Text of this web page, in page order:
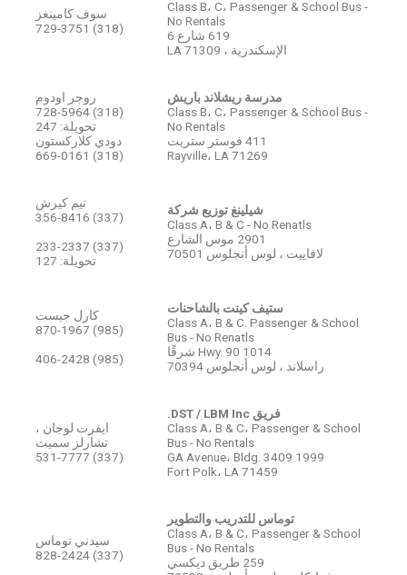
Class B، C، Passenger & School Bus -
No Rentals
619 شارع 6
الإسكندرية ، LA 71309
سوف كامينغز
(318) 729-3751
مدرسة ريشلاند باريش
Class B، C، Passenger & School Bus -
No Rentals
411 فوستر ستريت
Rayville، LA 71269
روجر اودوم
(318) 728-5964
تحويلة: 247
دودي كلاركستون
(318) 669-0161
شيلينغ توزيع شركة
Class A، B & C - No Renatls
2901 موس الشارع
لافاييت ، لوس أنجلوس 70501
تيم كيرش
(337) 356-8416
(337) 233-2337
تحويلة: 127
ستيف كينت بالشاحنات
Class A، B & C. Passenger & School
Bus - No Renatls
1014 Hwy. 90 شرقًا
راسلاند ، لوس أنجلوس 70394
كارل جيست
(985) 870-1967
(985) 406-2428
فريق DST / LBM Inc.
Class A، B & C، Passenger & School
Bus - No Rentals
1999 GA Avenue، Bldg. 3409
Fort Polk، LA 71459
ايفرت لوجان ،
تشارلز سميث
(337) 531-7777
توماس للتدريب والتطوير
Class A، B & C، Passenger & School
Bus - No Rentals
259 طريق ديكسي
سيدني توماس
(337) 828-2424